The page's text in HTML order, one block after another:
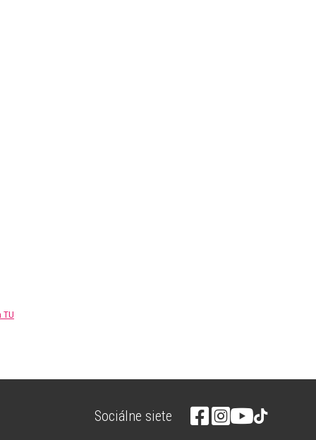
TU
Sociálne siete